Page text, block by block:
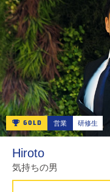
営業 研修生
Hiroto
気持ちの男